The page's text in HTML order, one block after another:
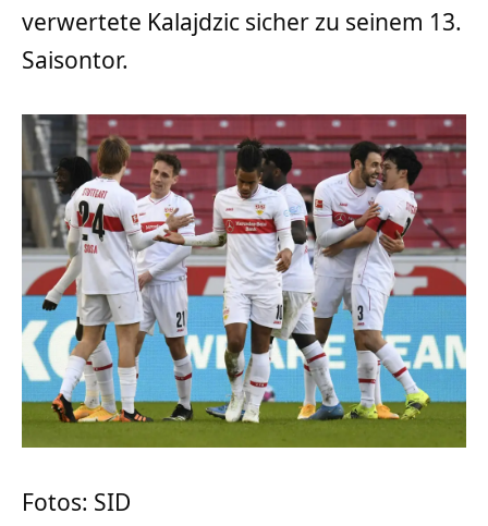
verwertete Kalajdzic sicher zu seinem 13.
Saisontor.
Fotos: SID